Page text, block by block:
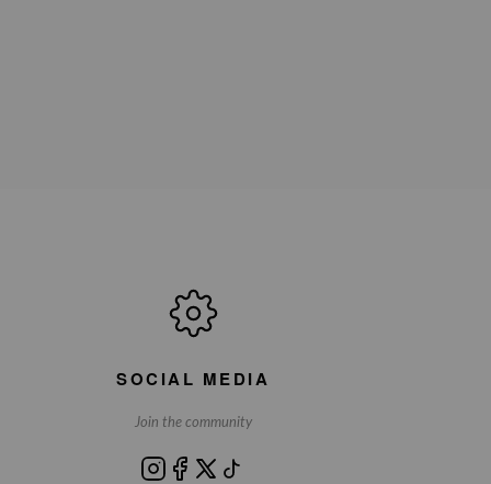
SOCIAL MEDIA
Join the community